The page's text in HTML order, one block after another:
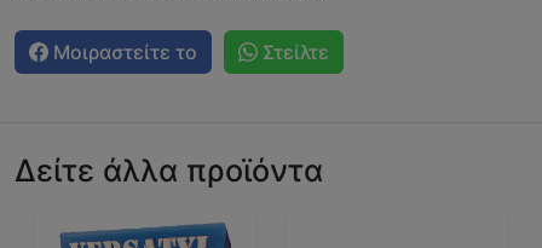
Μοιραστείτε το Στείλτε
Δείτε άλλα προϊόντα